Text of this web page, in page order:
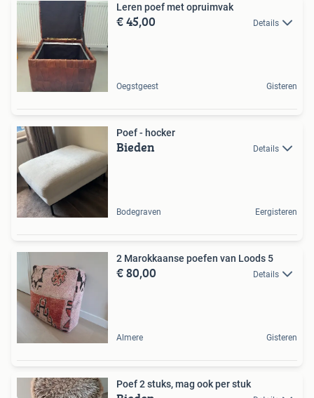
Leren poef met opruimvak
€ 45,00 Details
Oegstgeest Gisteren
Poef - hocker
Bieden Details
Bodegraven Eergisteren
2 Marokkaanse poefen van Loods 5
€ 80,00 Details
Almere Gisteren
Poef 2 stuks, mag ook per stuk